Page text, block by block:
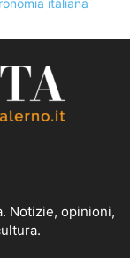
Notizie, opinioni,